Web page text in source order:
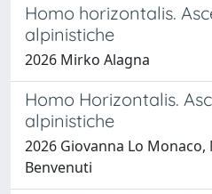
Homo horizontalis.
alpinistiche
2026 Mirko Alagna
Homo Horizontalis.
alpinistiche
2026 Giovanna Lo
Benvenuti